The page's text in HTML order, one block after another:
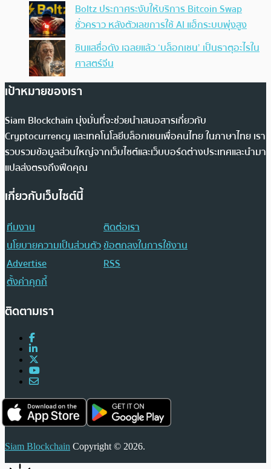
Boltz ประกาศระงับให้บริการ Bitcoin Swap
ชั่วคราว หลังตัวเลขการใช้ AI แฮ็กระบบพุ่งสูง
ซินแสชื่อดัง เฉลยแล้ว ‘บล็อกเชน’ เป็นธาตุอะไรใน
ศาสตร์จีน
เป้าหมายของเรา
Siam Blockchain มุ่งมั่นที่จะช่วยนำเสนอสารเกี่ยวกับ
Cryptocurrency และเทคโนโลยีบล็อกเชนเพื่อคนไทย ในภาษาไทย เรา
รวบรวมข้อมูลส่วนใหญ่จากเว็บไซต์และเว็บบอร์ดต่างประเทศและนำมา
แปลส่งตรงถึงฟีดคุณ
เกี่ยวกับเว็บไซต์นี้
ทีมงาน
ติดต่อเรา
นโยบายความเป็นส่วนตัวข้อตกลงในการใช้งาน
Advertise
RSS
ตั้งค่าคุกกี้
ติดตามเรา
Siam Blockchain Copyright © 2026.